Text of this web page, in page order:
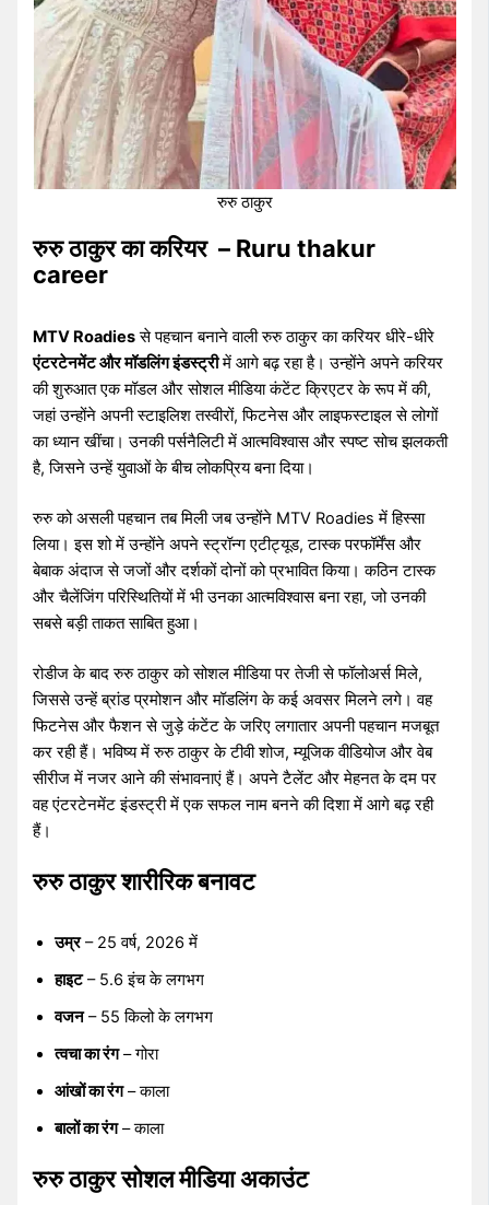
रुरु ठाकुर
रुरु ठाकुर का करियर – Ruru thakur
career
MTV Roadiesसे पहचान बनाने वाली रुरु ठाकुर का करियर धीरे-धीरे
एंटरटेनमेंट और मॉडलिंग इंडस्ट्रीमें आगे बढ़ रहा है। उन्होंने अपने करियर
की शुरुआत एक मॉडल और सोशल मीडिया कंटेंट क्रिएटर के रूप में की,
जहां उन्होंने अपनी स्टाइलिश तस्वीरों, फिटनेस और लाइफस्टाइल से लोगों
का ध्यान खींचा। उनकी पर्सनैलिटी में आत्मविश्वास और स्पष्ट सोच झलकती
है, जिसने उन्हें युवाओं के बीच लोकप्रिय बना दिया।
रुरु को असली पहचान तब मिली जब उन्होंने MTV Roadies में हिस्सा
लिया। इस शो में उन्होंने अपने स्ट्रॉन्ग एटीट्यूड, टास्क परफॉर्मेंस और
बेबाक अंदाज से जजों और दर्शकों दोनों को प्रभावित किया। कठिन टास्क
और चैलेंजिंग परिस्थितियों में भी उनका आत्मविश्वास बना रहा, जो उनकी
सबसे बड़ी ताकत साबित हुआ।
रोडीज के बाद रुरु ठाकुर को सोशल मीडिया पर तेजी से फॉलोअर्स मिले,
जिससे उन्हें ब्रांड प्रमोशन और मॉडलिंग के कई अवसर मिलने लगे। वह
फिटनेस और फैशन से जुड़े कंटेंट के जरिए लगातार अपनी पहचान मजबूत
कर रही हैं। भविष्य में रुरु ठाकुर के टीवी शोज, म्यूजिक वीडियोज और वेब
सीरीज में नजर आने की संभावनाएं हैं। अपने टैलेंट और मेहनत के दम पर
वह एंटरटेनमेंट इंडस्ट्री में एक सफल नाम बनने की दिशा में आगे बढ़ रही
हैं।
रुरु ठाकुर शारीरिक बनावट
उम्र– 25 वर्ष, 2026 में
हाइट– 5.6 इंच के लगभग
वजन– 55 किलो के लगभग
त्वचा का रंग– गोरा
आंखों का रंग– काला
बालों का रंग– काला
रुरु ठाकुर सोशल मीडिया अकाउंट